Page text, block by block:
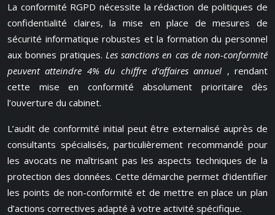
La conformité RGPD nécessite la rédaction de politiques de
confidentialité claires, la mise en place de mesures de
sécurité informatique robustes et la formation du personnel
aux bonnes pratiques. Les sanctions en cas de non-conformité
peuvent atteindre 4% du chiffre d’affaires annuel , rendant
cette mise en conformité absolument prioritaire dès
l’ouverture du cabinet.
L’audit de conformité initial peut être externalisé auprès de
consultants spécialisés, particulièrement recommandé pour
les avocats ne maîtrisant pas les aspects techniques de la
protection des données. Cette démarche permet d’identifier
les points de non-conformité et de mettre en place un plan
d’actions correctives adapté à votre activité spécifique.